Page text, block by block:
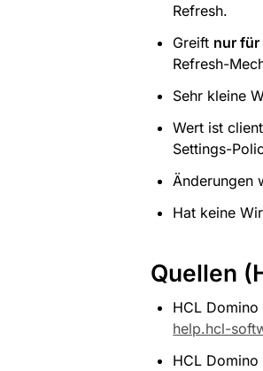
Refresh.
Greift nur für
Refresh-
Sehr kleine
Wert ist
Settings-
Änderungen
Hat keine
Quellen
HCL
help.hcl-
HCL